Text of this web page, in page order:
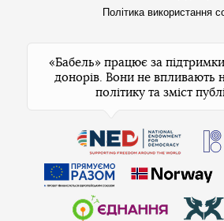
Політика використання
«Бабель» працює за
донорів. Вони не впливають
політику та зміст